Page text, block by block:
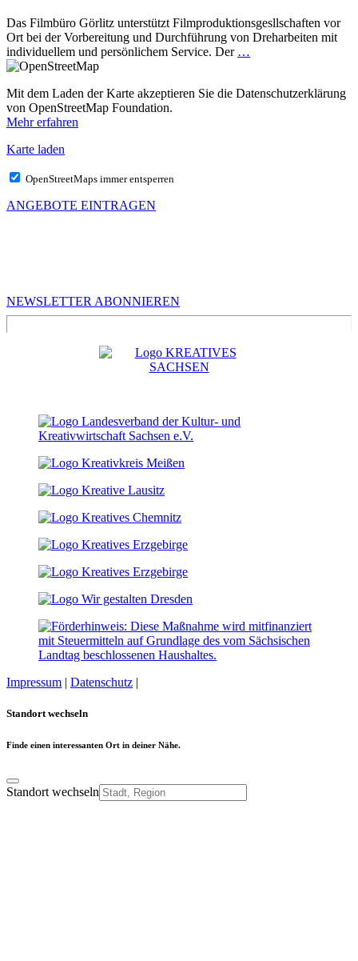
Das Filmbüro Görlitz unterstützt Filmproduktionsgesllschaften vor
Ort bei der Vorbereitung und Durchführung von Dreharbeiten mit
individuellem und persönlichem Service. Der …
Mit dem Laden der Karte akzeptieren Sie die Datenschutzerklärung
von OpenStreetMap Foundation.
Mehr erfahren
Karte laden
OpenStreetMaps immer entsperren
ANGEBOTE EINTRAGEN
NEWSLETTER ABONNIEREN
Impressum | Datenschutz |
Standort wechseln
Finde einen interessanten Ort in deiner Nähe.
Standort wechseln